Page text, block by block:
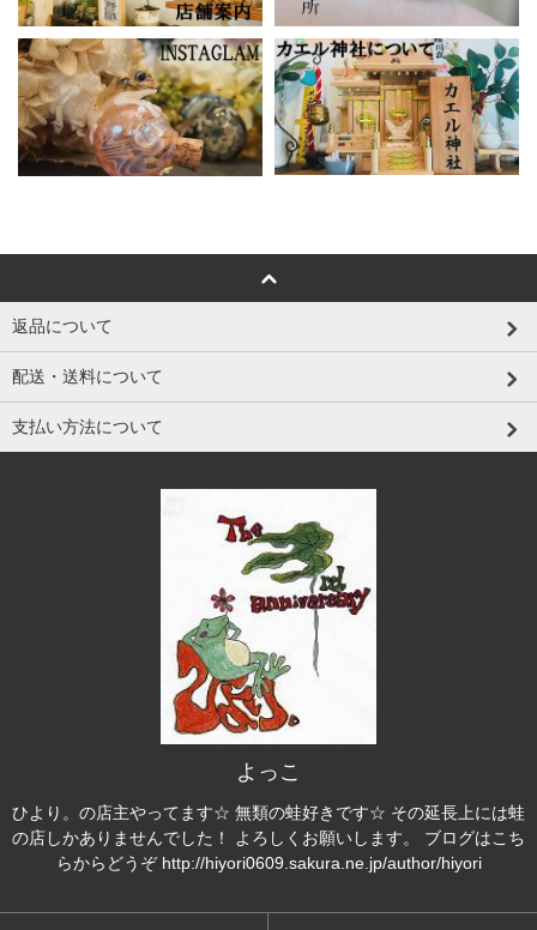
返品について
配送・送料について
支払い方法について
よっこ
ひより。の店主やってます☆ 無類の蛙好きです☆ その延長上には蛙
の店しかありませんでした！ よろしくお願いします。 ブログはこち
らからどうぞ http://hiyori0609.sakura.ne.jp/author/hiyori